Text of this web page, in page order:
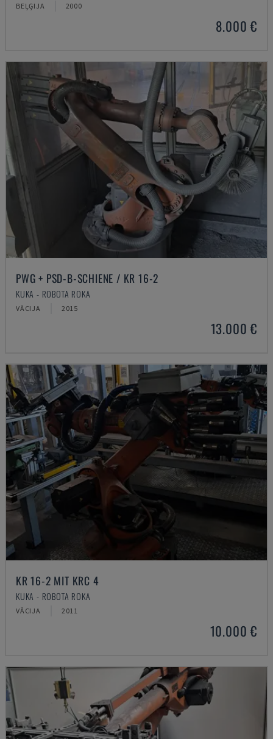
BEĻĢIJA 2000
8.000 €
PWG + PSD-B-SCHIENE / KR 16-2
KUKA - ROBOTA ROKA
VĀCIJA 2015
13.000 €
KR 16-2 MIT KRC 4
KUKA - ROBOTA ROKA
VĀCIJA 2011
10.000 €